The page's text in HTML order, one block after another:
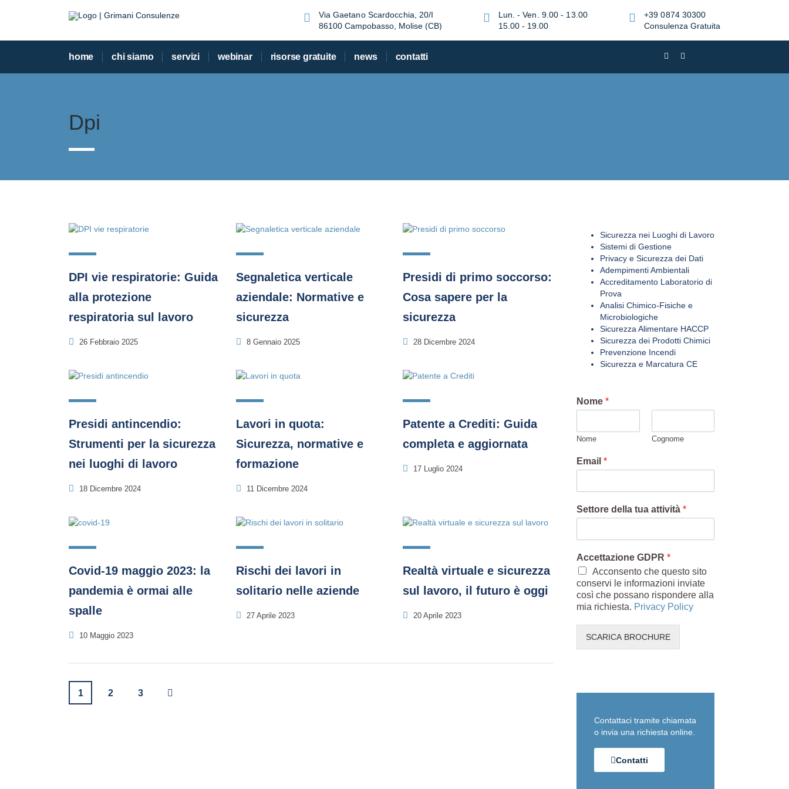
Via Gaetano Scardocchia, 20/I
86100 Campobasso, Molise (CB)
Lun. - Ven. 9.00 - 13.00
15.00 - 19.00
+39 0874 30300
Consulenza Gratuita
home chi siamo servizi webinar risorse gratuite news contatti
Dpi
DPI vie respiratorie: Guida
alla protezione
respiratoria sul lavoro
26 Febbraio 2025
Segnaletica verticale
aziendale: Normative e
sicurezza
8 Gennaio 2025
Presidi di primo soccorso:
Cosa sapere per la
sicurezza
28 Dicembre 2024
Presidi antincendio:
Strumenti per la sicurezza
nei luoghi di lavoro
18 Dicembre 2024
Lavori in quota:
Sicurezza, normative e
formazione
11 Dicembre 2024
Patente a Crediti: Guida
completa e aggiornata
17 Luglio 2024
Covid-19 maggio 2023: la
pandemia è ormai alle
spalle
10 Maggio 2023
Rischi dei lavori in
solitario nelle aziende
27 Aprile 2023
Realtà virtuale e sicurezza
sul lavoro, il futuro è oggi
20 Aprile 2023
1 2 3
Sicurezza nei Luoghi di Lavoro
Sistemi di Gestione
Privacy e Sicurezza dei Dati
Adempimenti Ambientali
Accreditamento Laboratorio di
Prova
Analisi Chimico-Fisiche e
Microbiologiche
Sicurezza Alimentare HACCP
Sicurezza dei Prodotti Chimici
Prevenzione Incendi
Sicurezza e Marcatura CE
Nome *
Nome Cognome
Email *
Settore della tua attività *
Accettazione GDPR *
Acconsento che questo sito
conservi le informazioni inviate
così che possano rispondere alla
mia richiesta. Privacy Policy
SCARICA BROCHURE
Contattaci tramite chiamata
o invia una richiesta online.
Contatti